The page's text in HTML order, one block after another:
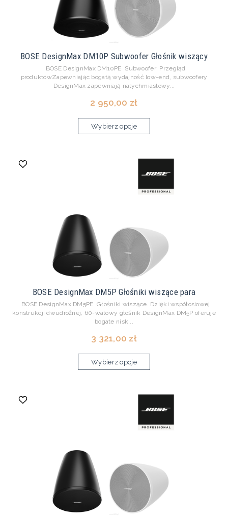
BOSE DesignMax DM10P Subwoofer Głośnik wiszący
BOSE DesignMax DM10PE Subwoofer Przegląd
produktówZapewniając bogatą wydajność low-end, subwoofery
DesignMax zapewniają natychmiastowy...
2 950,00 zł
Wybierz opcje
BOSE DesignMax DM5P Głośniki wiszące para
BOSE DesignMax DM5PE Głośniki wiszące. Dzięki współosiowej
konstrukcji dwudrożnej, 60-watowy głośnik DesignMax DM5P oferuje
bogate nisk...
3 321,00 zł
Wybierz opcje